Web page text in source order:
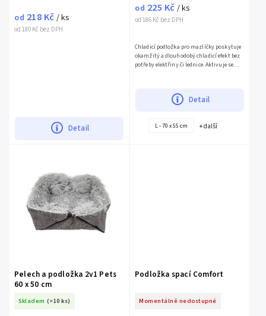
od 180 Kč bez DPH
od 218 Kč / ks
Detail
od 186 Kč bez DPH
od 225 Kč / ks
Detail
Chladicí podložka pro mazlíčky poskytuje
okamžitý a dlouhodobý chladicí efekt bez
potřeby elektřiny či lednice. Aktivuje se
L - 70 x 55 cm + další
Pelech a podložka 2v1 Pets
60 x 50 cm
Skladem (>10 ks)
Podložka spací Comfort
Momentálně nedostupné